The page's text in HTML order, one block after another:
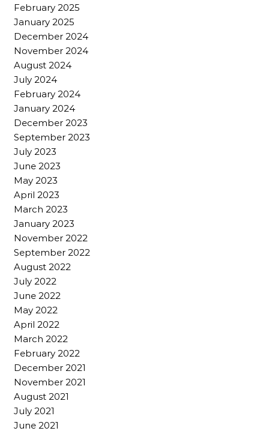
February 2025
January 2025
December 2024
November 2024
August 2024
July 2024
February 2024
January 2024
December 2023
September 2023
July 2023
June 2023
May 2023
April 2023
March 2023
January 2023
November 2022
September 2022
August 2022
July 2022
June 2022
May 2022
April 2022
March 2022
February 2022
December 2021
November 2021
August 2021
July 2021
June 2021